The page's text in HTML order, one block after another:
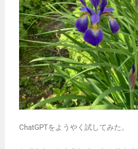
ChatGPTをようやく試してみた。